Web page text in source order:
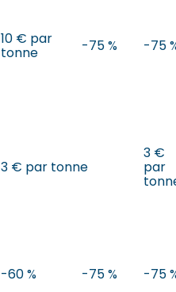
10 € par
tonne -75 % -75
3 € par tonne
3 €
par
-60 % -75 % -75